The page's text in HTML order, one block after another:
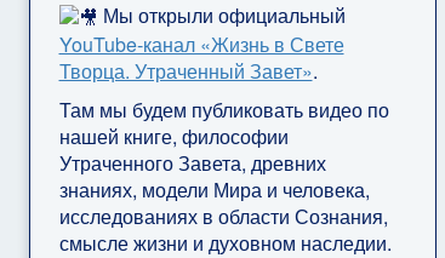
Мы открыли официальный
YouTube‑канал «Жизнь в Свете
Творца. Утраченный Завет».
Там мы будем публиковать видео по
нашей книге, философии
Утраченного Завета, древних
знаниях, модели Мира и человека,
исследованиях в области Сознания,
смысле жизни и духовном наследии.